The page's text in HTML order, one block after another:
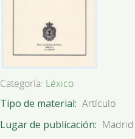
Categoría: Léxico
Tipo de material Artículo
Lugar de publicación
Madrid